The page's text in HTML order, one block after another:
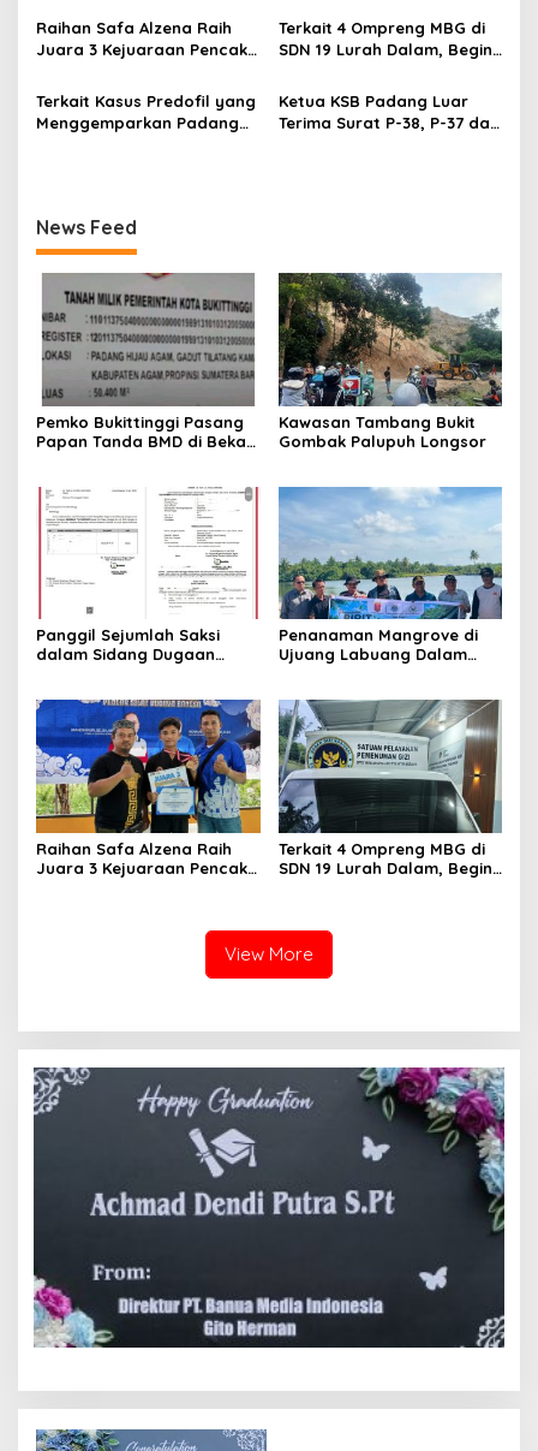
s
Terdakwa Haji DS
Sedunia
Raihan Safa Alzena Raih
Juara 3 Kejuaraan Pencak
Sumatera Barat
Terkait 4 Ompreng MBG di
SDN 19 Lurah Dalam, Begini
Terkait Kasus Predofil yang
Menggemparkan Padang
Ketua KSB Padang Luar
Terima Surat P-38, P-37 dari
News Feed
Pemko Bukittinggi Pasang
Papan Tanda BMD di Bekas
Kawasan Tambang Bukit
Gombak Palupuh Longsor
Panggil Sejumlah Saksi
dalam Sidang Dugaan
Penanaman Mangrove di
Ujuang Labuang Dalam
Raihan Safa Alzena Raih
Juara 3 Kejuaraan Pencak
Terkait 4 Ompreng MBG di
SDN 19 Lurah Dalam, Begini
View More